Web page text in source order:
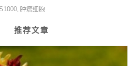
, 肿瘤细胞
推荐文章